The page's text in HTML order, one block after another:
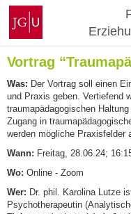
Zum
Inhalt
springen
Johannes
Gutenberg-
Universität
Mainz
Vortrag
Was: Der Vortrag soll einen
und Praxis geben. Vertiefend
traumapädagogischen
Zugang in
werden mögliche Praxisfelder
Wann: Freitag, 28.06.24;
Wo: Online - Zoom
Wer: Dr. phil. Karolina Lutze
Psychotherapeutin